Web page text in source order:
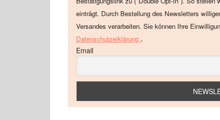
einträgt. Durch Bestellung des Newsletters
Versandes verarbeiten. Sie können Ihre
Datenschutzerklärung .
Email